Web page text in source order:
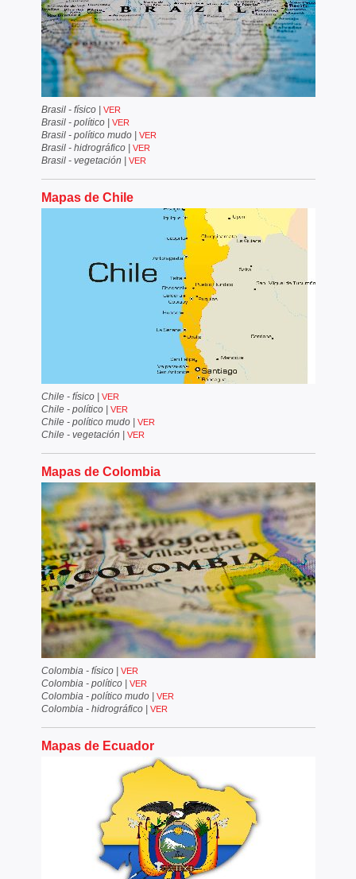
Brasil - físico| VER
Brasil - político| VER
Brasil - político mudo VER
Brasil - hidrográfico| VER
Brasil - vegetación VER
Mapas de Chile
Chile - físico| VER
Chile - político| VER
Chile - político mudo VER
Chile - vegetación VER
Mapas de Colombia
Colombia - físico| VER
Colombia - político| VER
Colombia - político mudo| VER
Colombia - hidrográfico| VER
Mapas de Ecuador